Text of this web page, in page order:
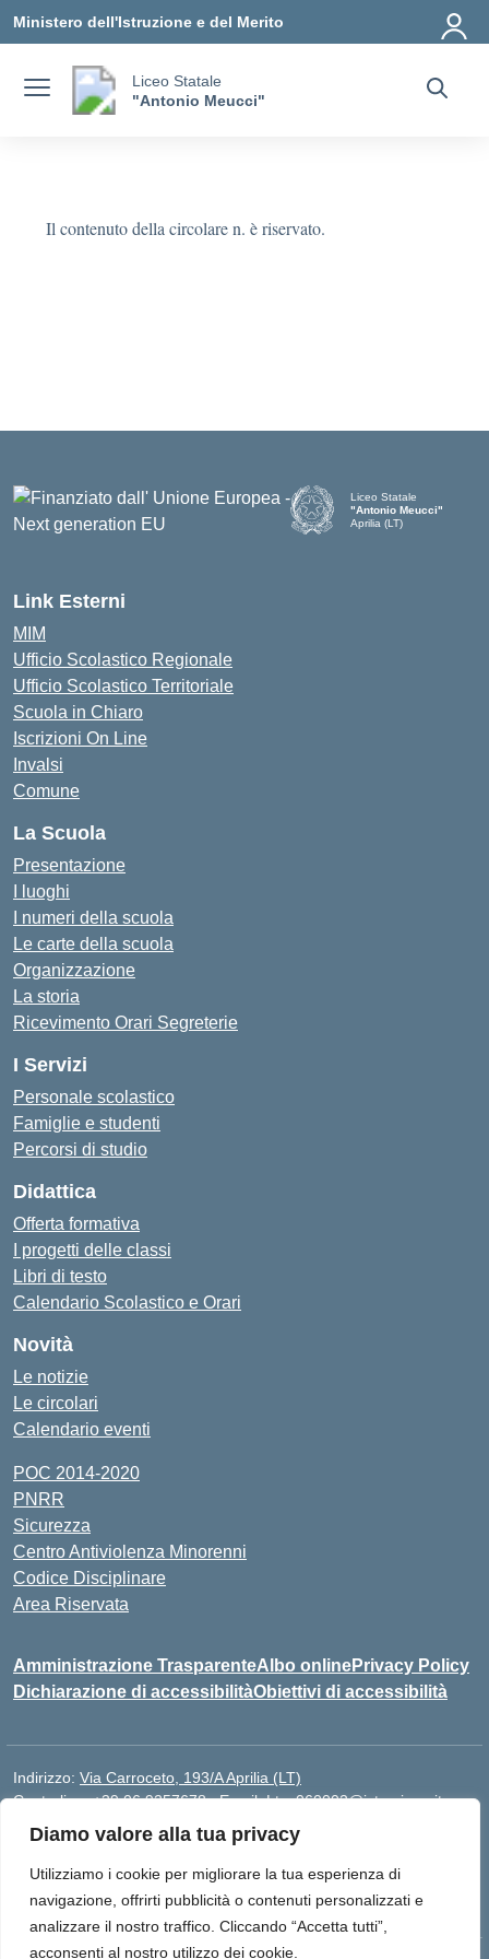
Diamo valore alla tua privacy
Utilizziamo i cookie per migliorare la tua esperienza di
navigazione, offrirti pubblicità o contenuti personalizzati e
analizzare il nostro traffico. Cliccando “Accetta tutti”,
acconsenti al nostro utilizzo dei cookie.
Ministero dell'Istruzione e del Merito
Liceo Statale
"Antonio Meucci"
Il contenuto della circolare n. è riservato.
Liceo Statale
"Antonio Meucci"
Aprilia (LT)
Link Esterni
MIM
Ufficio Scolastico Regionale
Ufficio Scolastico Territoriale
Scuola in Chiaro
Iscrizioni On Line
Invalsi
Comune
La Scuola
Presentazione
I luoghi
I numeri della scuola
Le carte della scuola
Organizzazione
La storia
Ricevimento Orari Segreterie
I Servizi
Personale scolastico
Famiglie e studenti
Percorsi di studio
Didattica
Offerta formativa
I progetti delle classi
Libri di testo
Calendario Scolastico e Orari
Novità
Le notizie
Le circolari
Calendario eventi
POC 2014-2020
PNRR
Sicurezza
Centro Antiviolenza Minorenni
Codice Disciplinare
Area Riservata
Amministrazione TrasparenteAlbo onlinePrivacy Policy
Dichiarazione di accessibilitàObiettivi di accessibilità
Indirizzo: Via Carroceto, 193/A Aprilia (LT)
Centralino:+39 06 9257678 Email:Ltps060002@istruzione.it
Posta elettronica certificata (PEC):Ltps060002@pec.istruzione.it
Codice meccanografico:
LTPS060002